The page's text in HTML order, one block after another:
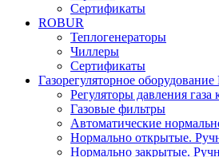
Сертификаты
ROBUR
Теплогенераторы
Чиллеры
Сертификаты
Газорегуляторное оборудование
Регуляторы давления
Газовые фильтры
Автоматические
Нормально открытые.
Нормально закрытые.